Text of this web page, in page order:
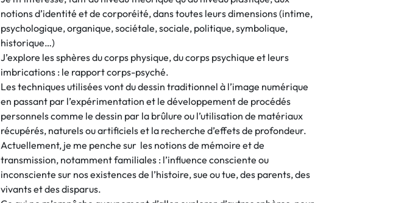
notions d’identité et de corporéité, dans toutes leurs dimensions (intime,
psychologique, organique, sociétale, sociale, politique, symbolique,
historique…)
J’explore les sphères du corps physique, du corps psychique et leurs
imbrications : le rapport corps-psyché.
Les techniques utilisées vont du dessin traditionnel à l’image numérique
en passant par l’expérimentation et le développement de procédés
personnels comme le dessin par la brûlure ou l’utilisation de matériaux
récupérés, naturels ou artificiels et la recherche d’effets de profondeur.
Actuellement, je me penche sur les notions de mémoire et de
transmission, notamment familiales : l’influence consciente ou
inconsciente sur nos existences de l’histoire, sue ou tue, des parents, des
vivants et des disparus.